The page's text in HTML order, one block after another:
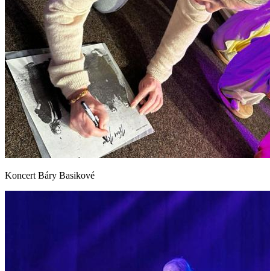
Koncert Báry Basikové